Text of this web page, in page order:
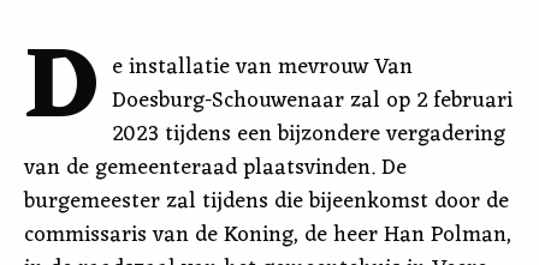
D e installatie van mevrouw Van
Doesburg-Schouwenaar zal op 2 februari
2023 tijdens een bijzondere vergadering
van de gemeenteraad plaatsvinden. De
burgemeester zal tijdens die bijeenkomst door de
commissaris van de Koning, de heer Han Polman,